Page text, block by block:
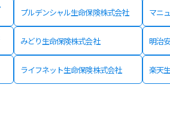
プルデンシャル生命保険株式会社 マニ
みどり生命保険株式会社 明治
ライフネット生命保険株式会社 楽天